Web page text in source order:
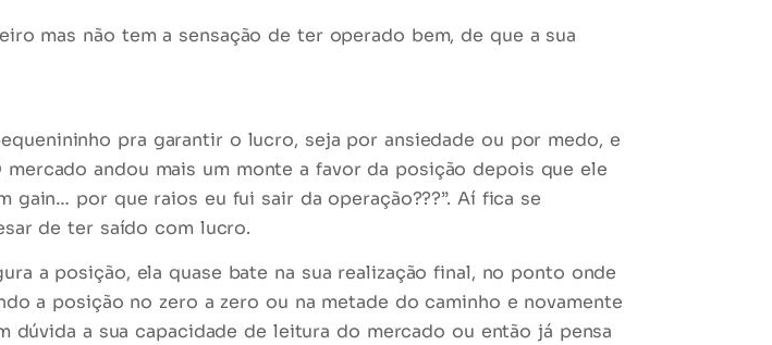
mas não tem a sensação de ter operado bem, de que a sua
pra garantir o lucro, seja por ansiedade ou por medo, e
mercado andou mais um monte a favor da posição depois que ele
por que raios eu fui sair da operação???”. Aí fica se
de ter saído com lucro.
a posição, elaquase bate na sua realização final, no ponto onde
a posição no zero a zero ou na metade do caminho e novamente
dúvida a sua capacidade de leitura do mercado ou então já pensa